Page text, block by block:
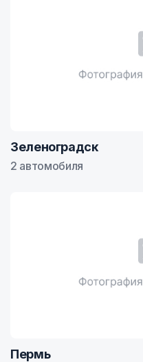
Зеленоградск
2 автомобиля
Пермь